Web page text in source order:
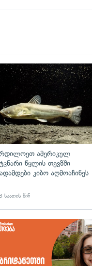
ამერიკულ
წყლის თევზში
კიბო აღმოაჩინეს
საათის წინ